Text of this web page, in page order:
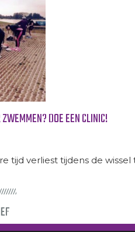
DOE EEN CLINIC!
tijd verliest tijdens de